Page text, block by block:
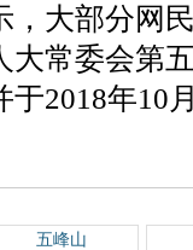
，大部分网
大常委会第
于2018年10
五峰山